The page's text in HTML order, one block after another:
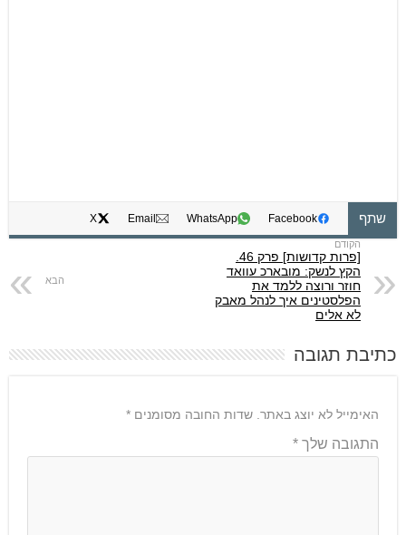
שתף Facebook
WhatsApp
Email
X
הקץ לנשק: מובארכ עוואד
חוזר ורוצה ללמד את
הפלסטינים איך לנהל מאבק
לא אלים
כתיבת תגובה
האימייל לא יוצג באתר. שדות החובה מסומנים *
התגובה שלך *